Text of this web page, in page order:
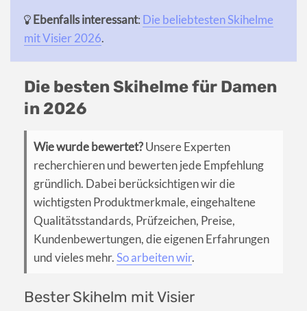
Ebenfalls interessant: Die beliebtesten Skihelme
mit Visier 2026.
Die besten Skihelme für Damen
in 2026
Wie wurde bewertet?Unsere Experten
recherchieren und bewerten jede Empfehlung
gründlich. Dabei berücksichtigen wir die
wichtigsten Produktmerkmale, eingehaltene
Qualitätsstandards, Prüfzeichen, Preise,
Kundenbewertungen, die eigenen Erfahrungen
und vieles mehr.So arbeiten wir.
Bester Skihelm mit Visier